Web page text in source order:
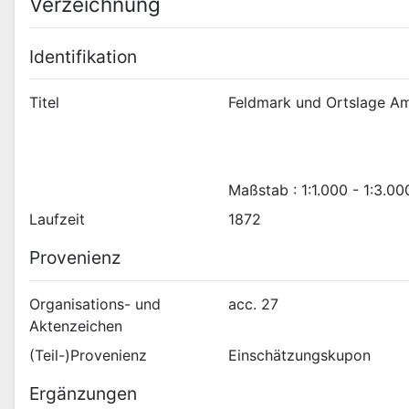
Identifikation
Titel
Maßstab : 1:1.000 -
Laufzeit
1872
Provenienz
Organisations- und
Aktenzeichen
acc. 27
(Teil-)Provenienz Einschätzungskupon
Ergänzungen